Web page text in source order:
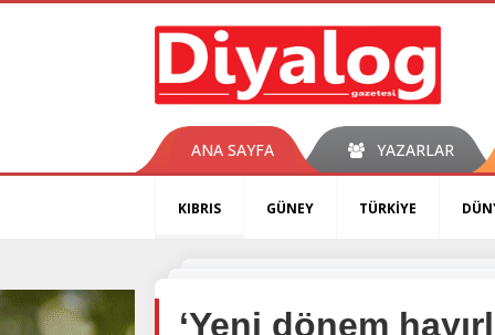
ANA SAYFA YAZARLAR
KIBRIS GÜNEY TÜRKİYE
‘Yeni dönem